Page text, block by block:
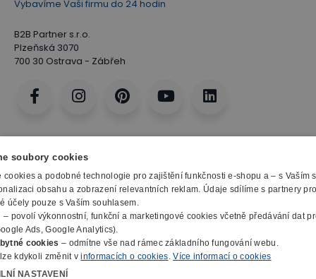
Vybavíme Vaši firmu do 24 hodin
B2B Partner s.r.o.
Plzeňská 3070
700 30 Ostrava - Zábřeh
soubory cookies
cookies a podobné technologie pro zajištění funkčnosti e-shopu a – s Vaším
obsahu a zobrazení relevantních reklam. Údaje sdílíme s partnery
účely pouze s Vaším souhlasem.
– povolí výkonnostní, funkční a marketingové cookies včetně předávání dat
Ads, Google Analytics).
cookies – odmítne vše nad rámec základního fungování webu.
kdykoli změnit vinformacích o cookies. Více informací o cookies
NASTAVENÍ